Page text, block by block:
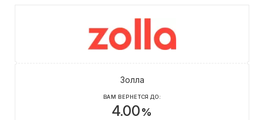
Золла
ВАМ ВЕРНЕТСЯ ДО:
4.00%